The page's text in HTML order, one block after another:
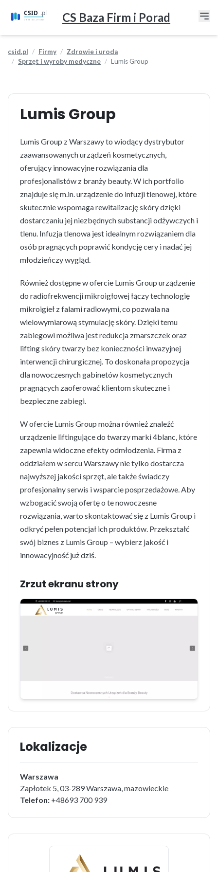
CS Baza Firm i Porad
csid.pl Firmy
Zdrowie i uroda
Sprzęt i wyroby medyczne
Lumis Group
Lumis Group
Lumis Group z Warszawy to wiodący dystrybutor
zaawansowanych urządzeń kosmetycznych,
oferujący innowacyjne rozwiązania dla
profesjonalistów z branży beauty. W ich portfolio
znajduje się m.in. urządzenie do infuzji tlenowej, które
skutecznie wspomaga rewitalizację skóry dzięki
dostarczaniu jej niezbędnych substancji odżywczych i
tlenu. Infuzja tlenowa jest idealnym rozwiązaniem dla
osób pragnących poprawić kondycję cery i nadać jej
młodzieńczy wygląd.
Również dostępne w ofercie Lumis Group urządzenie
do radiofrekwencji mikroigłowej łączy technologię
mikroigieł z falami radiowymi, co pozwala na
wielowymiarową stymulację skóry. Dzięki temu
zabiegowi możliwa jest redukcja zmarszczek oraz
lifting skóry twarzy bez konieczności inwazyjnej
interwencji chirurgicznej. To doskonała propozycja
dla nowoczesnych gabinetów kosmetycznych
pragnących zaoferować klientom skuteczne i
bezpieczne zabiegi.
W ofercie Lumis Group można również znaleźć
urządzenie liftingujące do twarzy marki 4blanc, które
zapewnia widoczne efekty odmłodzenia. Firma z
oddziałem w sercu Warszawy nie tylko dostarcza
najwyższej jakości sprzęt, ale także świadczy
profesjonalny serwis i wsparcie posprzedażowe. Aby
wzbogacić swoją ofertę o te nowoczesne
rozwiązania, warto skontaktować się z Lumis Group i
odkryć pełen potencjał ich produktów. Przekształć
swój biznes z Lumis Group – wybierz jakość i
innowacyjność już dziś.
Zrzut ekranu strony
Lokalizacje
Warszawa
Zapłotek 5, 03-289 Warszawa, mazowieckie
Telefon: +48693 700 939